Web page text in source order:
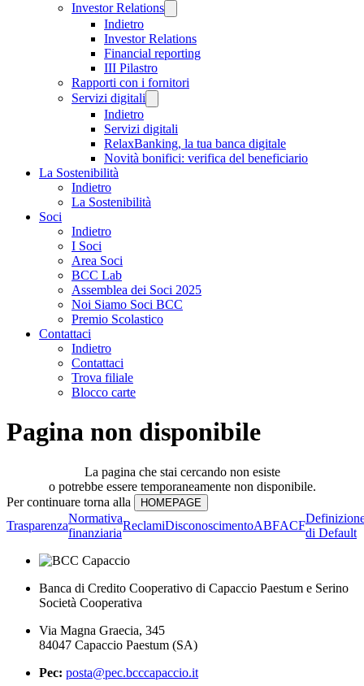
Investor Relations
Indietro
Investor Relations
Financial reporting
III Pilastro
Rapporti con i fornitori
Servizi digitali
Indietro
Servizi digitali
RelaxBanking, la tua banca digitale
Novità bonifici: verifica del beneficiario
La Sostenibilità
Indietro
La Sostenibilità
Soci
Indietro
I Soci
Area Soci
BCC Lab
Assemblea dei Soci 2025
Noi Siamo Soci BCC
Premio Scolastico
Contattaci
Indietro
Contattaci
Trova filiale
Blocco carte
Pagina non disponibile
La pagina che stai cercando non esiste
o potrebbe essere temporaneamente non disponibile.
Per continuare torna alla
Trasparenza
Normativa
finanziaria
ReclamiDisconoscimentoABFACF
di Default
Banca di Credito Cooperativo di Capaccio Paestum e Serino
Società Cooperativa
Via Magna Graecia, 345
84047 Capaccio Paestum (SA)
Pec: posta@pec.bcccapaccio.it